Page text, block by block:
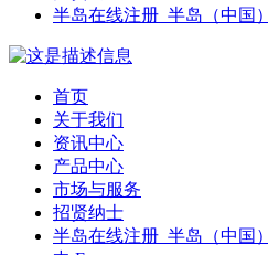
半岛在线注册_半岛（中国）
首页
关于我们
资讯中心
产品中心
市场与服务
招贤纳士
半岛在线注册_半岛（中国）